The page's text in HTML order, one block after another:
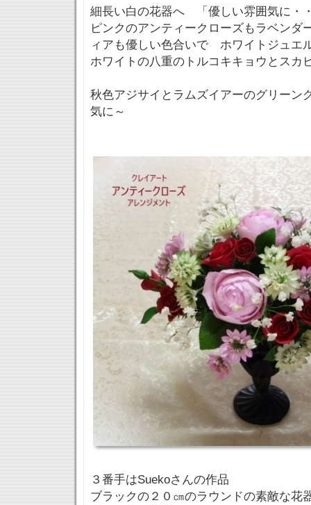
細長い白の花器へ 「優しい雰囲気に・
ピンクのアンティークローズもラベンダ
ィアも優しい色合いで ホワイトジュエ
ホワイトの八重のトルコキキョウとスカ
秋色アジサイとラムズイアーのグリーン
気に～
３番手はSuekoさんの作品
ブラックの２０㎝のラウンドの素敵な花